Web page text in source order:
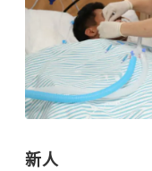
新人